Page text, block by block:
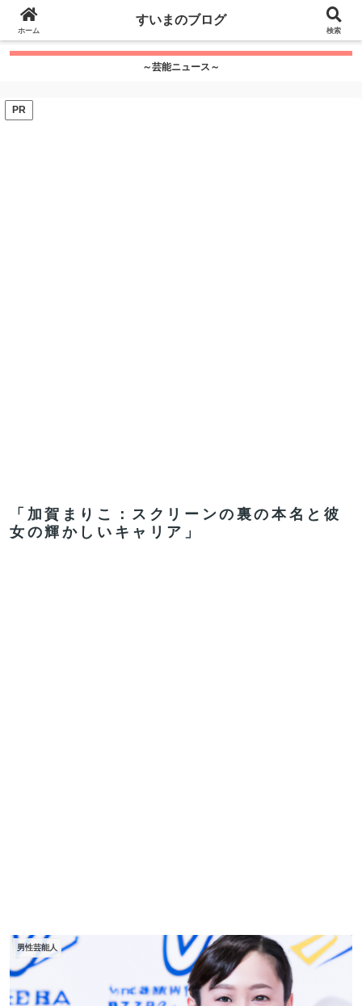
google.com, pub-7115624674097404, DIRECT,
f08c47fec0942fa0
～芸能ニュース～
PR
「加賀まりこ：スクリーンの裏の本名と彼
女の輝かしいキャリア」
男性芸能人
ホーム
すいまのブログ
検索